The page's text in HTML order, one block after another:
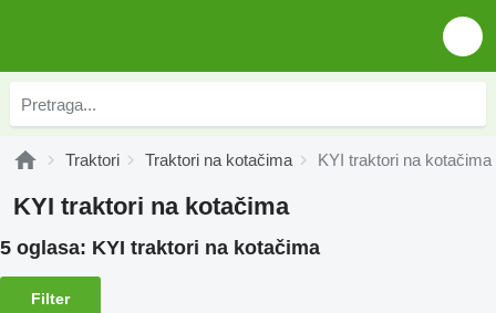
Traktori Traktori na kotačima KYI traktori na kotačima
KYI traktori na kotačima
5 oglasa: KYI traktori na kotačima
Filter